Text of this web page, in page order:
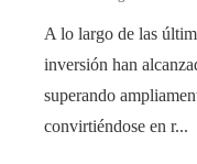
A lo largo de las
inversión han
superando
convirtiéndose en r...